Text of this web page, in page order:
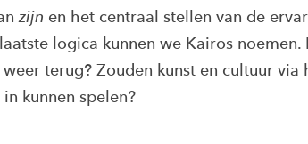
zijn en het centraal stellen van de
logica kunnen we Kairos noemen.
terug? Zouden kunst en cultuur via
kunnen spelen?